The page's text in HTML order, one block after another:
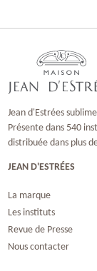
Jean d'Estrées
Présente dans 540
distribuée dans plus
JEAN D'ESTRÉES
La marque
Les instituts
Revue de Presse
Nous contacter